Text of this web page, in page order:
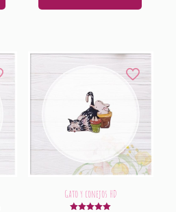
Gato y conejos HD